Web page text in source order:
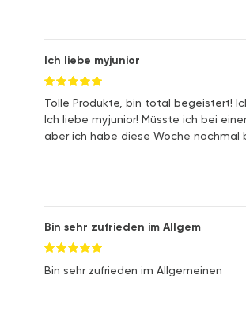
Ich liebe myjunior
Tolle Produkte, bin total begeistert!
Ich liebe myjunior! Müsste ich bei
aber ich habe diese Woche nochmal
Bin sehr zufrieden im Allgem
Bin sehr zufrieden im Allgemeinen